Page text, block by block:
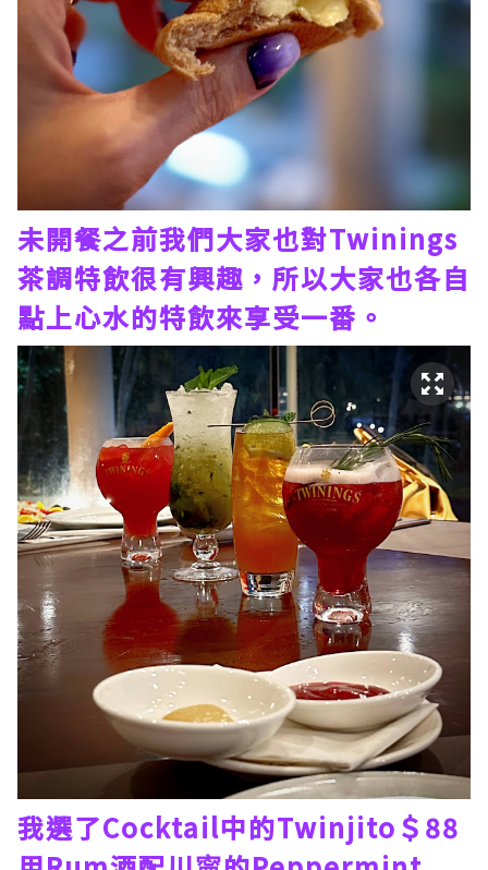
未開餐之前我們大家也對Twinings
茶調特飲很有興趣，所以大家也各自
點上心水的特飲來享受一番。
我選了Cocktail中的Twinjito＄88